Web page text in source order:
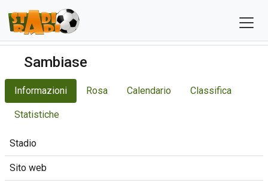
Sambiase
Informazioni Rosa Calendario Classifica
Statistiche
Stadio
Sito web